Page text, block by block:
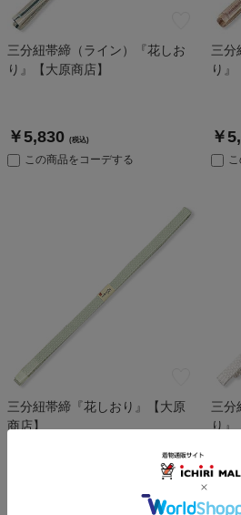
三分紐帯締（ライン）『花しお
り』【大原商店】
￥5,830 (税込)
この商品をコーデする
三分
り』
￥
三分紐帯締『花しおり』【大原
商店】
三分
り』